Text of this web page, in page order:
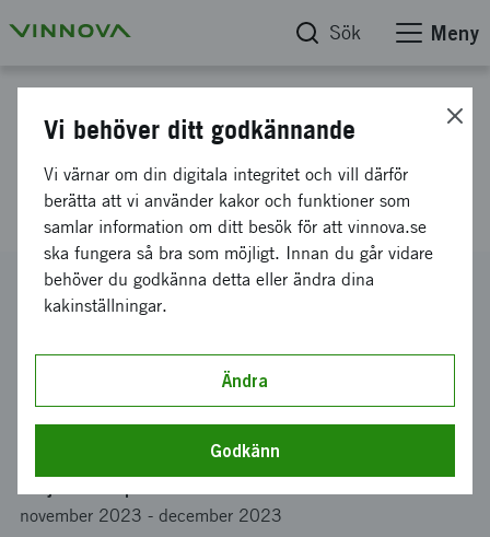
Sök Meny
Resebidrag 2023, Brasilien,
Sao Paulo/Ignite, v47
Diarienummer
2023-03549
Koordinator
Bidrag från Vinnova
november 2023 - december 2023
Vi behöver ditt godkännande
Vi värnar om din digitala integritet och vill därför
berätta att vi använder kakor och funktioner som
samlar information om ditt besök för att vinnova.se
ska fungera så bra som möjligt. Innan du går vidare
behöver du godkänna detta eller ändra dina
kakinställningar.
Ändra
Godkänn